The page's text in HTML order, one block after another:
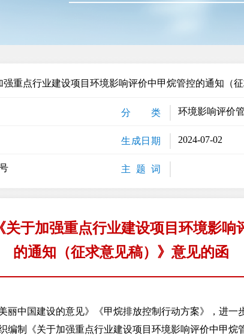
强重点行业建设项目环境影响评价中甲烷管控的通知（
分 类 环境影响评价
生成日期 2024-07-02
主 题 词
关于加强重点行业建设项目环境影响
的通知（征求意见稿）》意见的函
中国建设的意见》《甲烷排放控制行动方案》，进一
编制《关于加强重点行业建设项目环境影响评价中甲烷